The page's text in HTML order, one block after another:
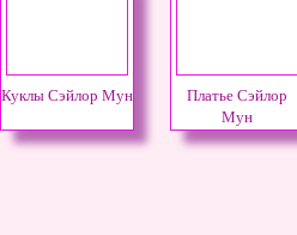
Куклы Сэйлор Мун
Платье Сэйлор
Мун